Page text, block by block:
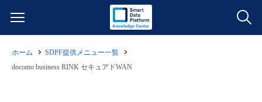
サービス一覧
ホーム
SDPF提供メニュー一覧
docomo business RINK セキュアドWAN